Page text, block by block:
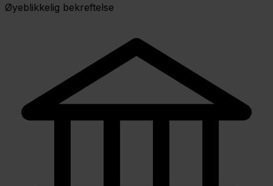
Øyeblikkelig bekreftelse